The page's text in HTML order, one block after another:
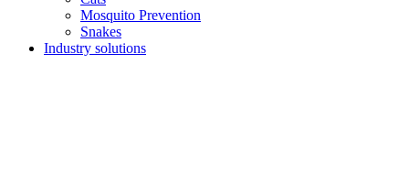
Mosquito Prevention
Snakes
Industry solutions